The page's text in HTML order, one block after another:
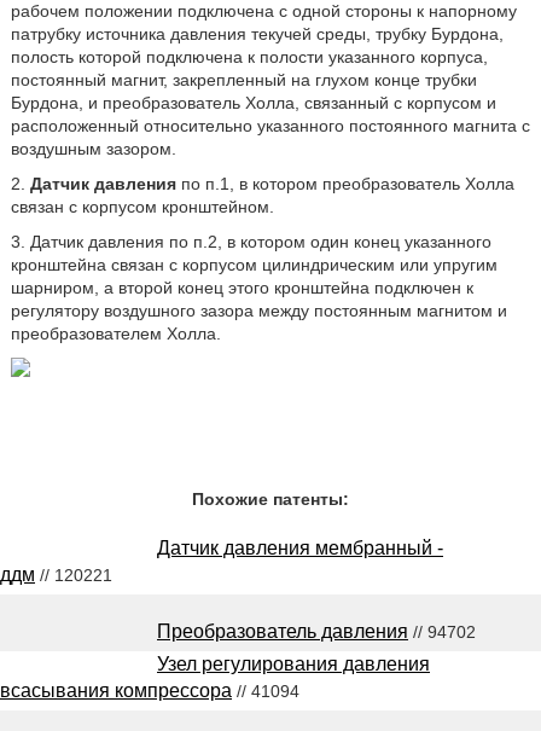
рабочем положении подключена с одной стороны к напорному
патрубку источника давления текучей среды, трубку Бурдона,
полость которой подключена к полости указанного корпуса,
постоянный магнит, закрепленный на глухом конце трубки
Бурдона, и преобразователь Холла, связанный с корпусом и
расположенный относительно указанного постоянного магнита с
воздушным зазором.
2. Датчик давленияпо п.1, в котором преобразователь Холла
связан с корпусом кронштейном.
3. Датчик давления по п.2, в котором один конец указанного
кронштейна связан с корпусом цилиндрическим или упругим
шарниром, а второй конец этого кронштейна подключен к
регулятору воздушного зазора между постоянным магнитом и
преобразователем Холла.
Похожие патенты:
Датчик давления мембранный -
ддм // 120221
Преобразователь давления // 94702
Узел регулирования давления
всасывания компрессора // 41094